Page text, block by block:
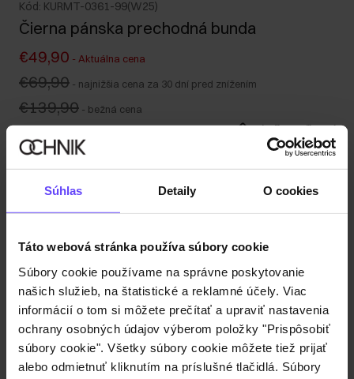
Súhlas Detaily O cookies
Táto webová stránka používa súbory cookie
Súbory cookie používame na správne poskytovanie
našich služieb, na štatistické a reklamné účely. Viac
informácií o tom si môžete prečítať a upraviť nastavenia
ochrany osobných údajov výberom položky "Prispôsobiť
súbory cookie". Všetky súbory cookie môžete tiež prijať
alebo odmietnuť kliknutím na príslušné tlačidlá. Súbory
Kód: KURMT-0361-99(W25)
Čierna pánska prechodná bunda
€49,90 - Aktuálna cena
€69,90 - najnižšia cena za 30 dní pred znížením
€139,90 - bežná cena
Tabuľka veľkostí
Vyberte veľkosť
Odoslanie do 1 pracovného dňa
Popis produktu
Detaily
Zloženie
Recenzie